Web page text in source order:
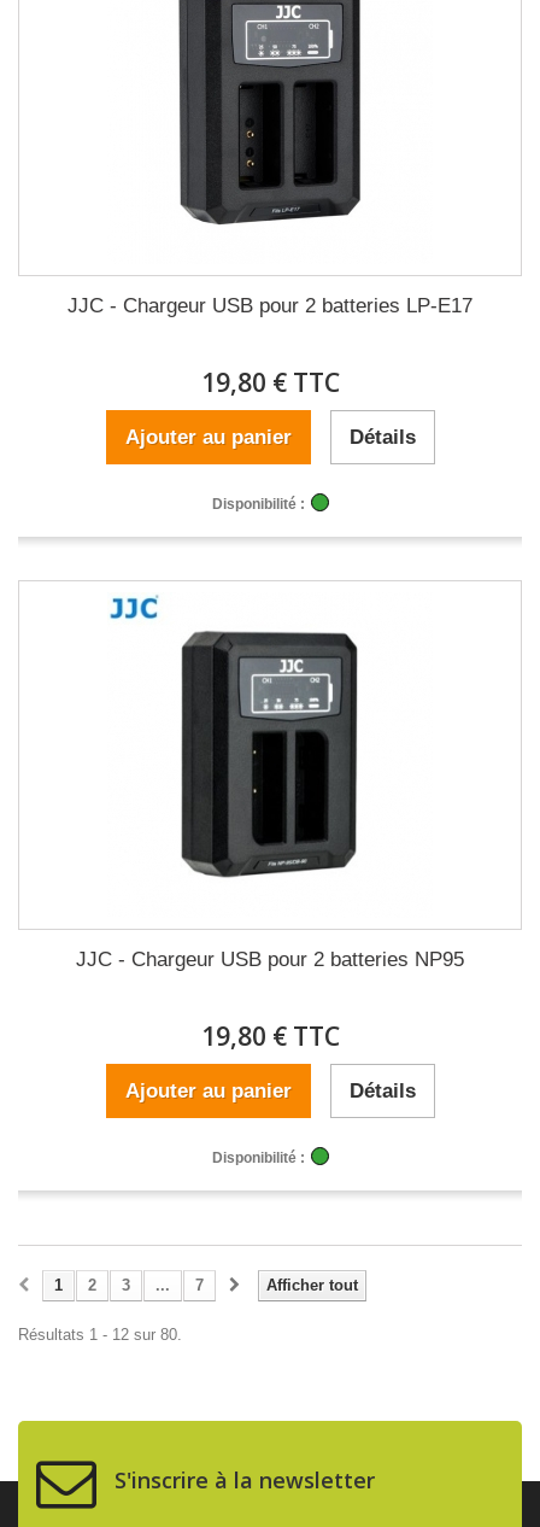
JJC - Chargeur USB pour 2 batteries LP-E17
19,80 € TTC
Ajouter au panier Détails
Disponibilité :
JJC - Chargeur USB pour 2 batteries NP95
19,80 € TTC
Ajouter au panier Détails
Disponibilité :
Afficher tout
1 2 3 ... 7
Résultats 1 - 12 sur 80.
S'inscrire à la newsletter